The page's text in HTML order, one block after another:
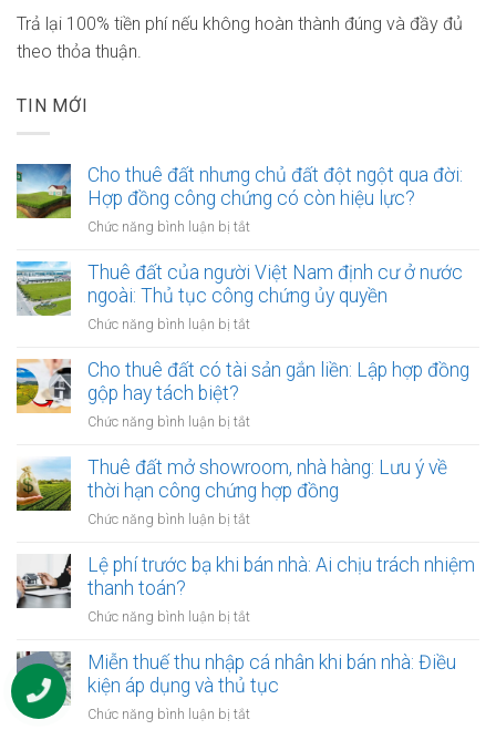
Trả lại 100% tiền phí nếu không hoàn thành đúng và đầy đủ
theo thỏa thuận.
TIN MỚI
Cho thuê đất nhưng chủ đất đột ngột qua đời:
Hợp đồng công chứng có còn hiệu lực?
Chức năng bình luận bị tắt
thuê
đất
nhưng
chủ
đột
đồng
công
chứng
còn
Thuê đất của người Việt Nam định cư ở nước
ngoài: Thủ tục công chứng ủy quyền
Chức năng bình luận bị tắt
đất
Việt
định
cư
ngoài:
Thủ
công
ủy
quyền
Cho thuê đất có tài sản gắn liền: Lập hợp đồng
gộp hay tách biệt?
Chức năng bình luận bị tắt
thuê
đất
có
tài
gắn
đồng
gộp
hay
tách
Thuê đất mở showroom, nhà hàng: Lưu ý về
thời hạn công chứng hợp đồng
Chức năng bình luận bị tắt
đất
nhà
Lưu
ý
Lệ phí trước bạ khi bán nhà: Ai chịu trách nhiệm
thanh toán?
Chức năng bình luận bị tắt
phí
trước
bạ
khi
Miễn thuế thu nhập cá nhân khi bán nhà: Điều
kiện áp dụng và thủ tục
Chức năng bình luận bị tắt